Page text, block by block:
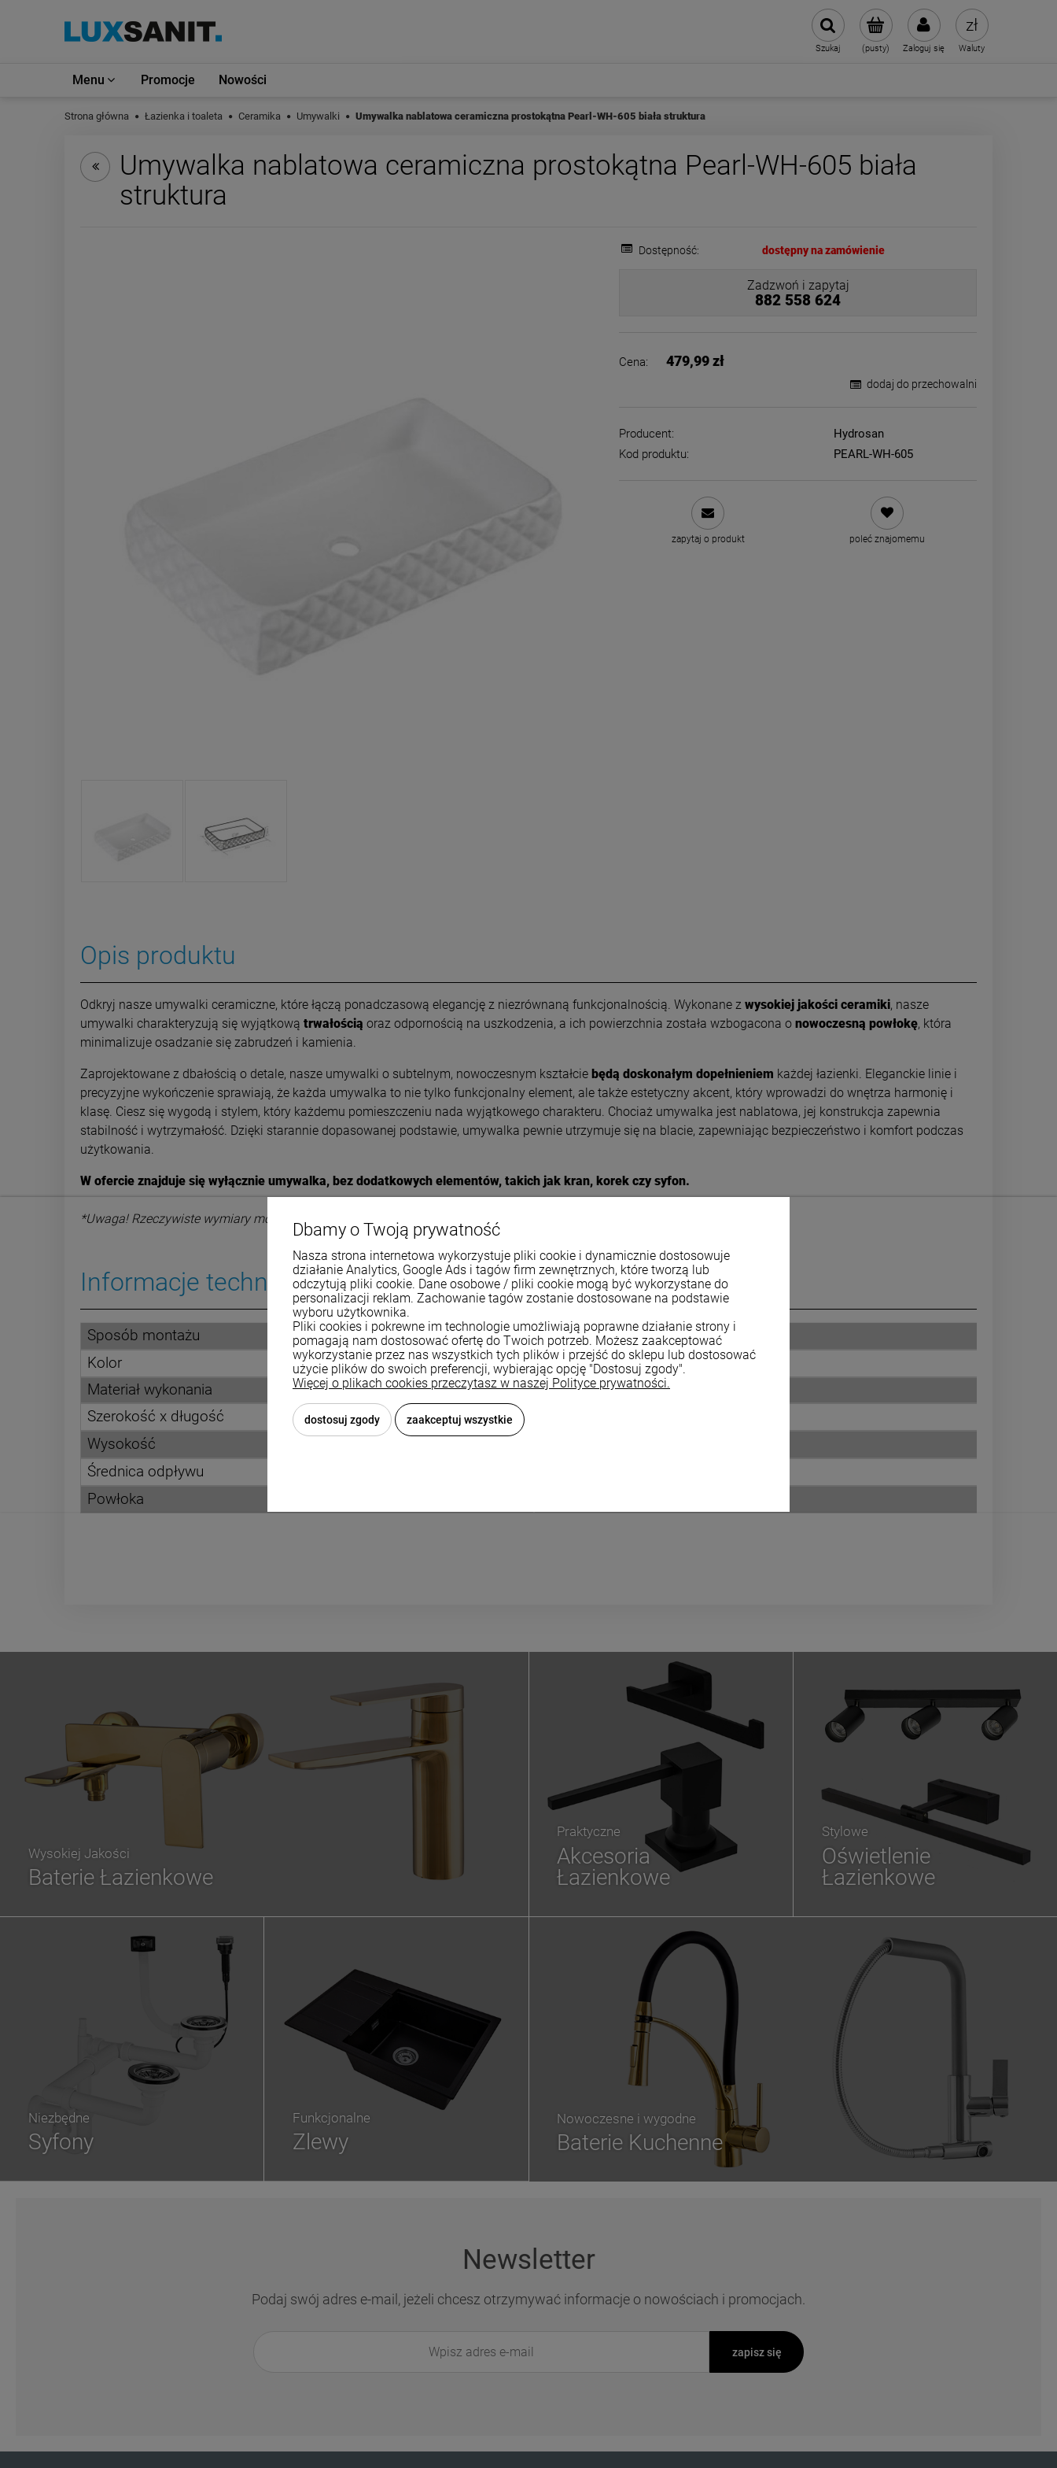
(pusty) Zaloguj się
Szukaj Waluty
Menu Promocje Nowości
Strona główna Łazienka i toaleta Ceramika Umywalki Umywalka nablatowa ceramiczna prostokątna Pearl-WH-605 biała struktura
Umywalka nablatowa ceramiczna prostokątna Pearl-WH-605 biała
struktura
Dostępność: dostępny na zamówienie
Zadzwoń i zapytaj
882 558 624
Cena: 479,99 zł
dodaj do przechowalni
Producent:
Hydrosan
Kod produktu:
PEARL-WH-605
zapytaj o produkt poleć znajomemu
Opis produktu
Odkryj nasze umywalki ceramiczne, które łączą ponadczasową elegancję z niezrównaną funkcjonalnością. Wykonane z wysokiej jakości ceramiki, nasze
umywalki charakteryzują się wyjątkową trwałością oraz odpornością na uszkodzenia, a ich powierzchnia została wzbogacona o nowoczesną powłokę, która
minimalizuje osadzanie się zabrudzeń i kamienia.
Zaprojektowane z dbałością o detale, nasze umywalki o subtelnym, nowoczesnym kształcie będą doskonałym dopełnieniem każdej łazienki. Eleganckie linie i
precyzyjne wykończenie sprawiają, że każda umywalka to nie tylko funkcjonalny element, ale także estetyczny akcent, który wprowadzi do wnętrza harmonię i
klasę. Ciesz się wygodą i stylem, który każdemu pomieszczeniu nada wyjątkowego charakteru. Chociaż umywalka jest nablatowa, jej konstrukcja zapewnia
stabilność i wytrzymałość. Dzięki starannie dopasowanej podstawie, umywalka pewnie utrzymuje się na blacie, zapewniając bezpieczeństwo i komfort podczas
użytkowania.
W ofercie znajduje się wyłącznie umywalka, bez dodatkowych elementów, takich jak kran, korek czy syfon.
*Uwaga! Rzeczywiste wymiary mogą się różnić od tych podanych w ofercie. Tolerancja błędów może wynosić +/- 5%.
Informacje techniczne
Sposób montażu
nablatowa
Kolor
biały
Materiał wykonania
ceramika
Szerokość x długość
Wysokość
Średnica odpływu
Powłoka
Wysokiej Jakości
Baterie Łazienkowe
Praktyczne
Akcesoria
Łazienkowe
Stylowe
Oświetlenie
Łazienkowe
Nowoczesne i wygodne
Baterie Kuchenne
Niezbędne
Syfony
Funkcjonalne
Zlewy
Newsletter
Podaj swój adres e-mail, jeżeli chcesz otrzymywać informacje o nowościach i promocjach.
zapisz się
Dbamy o Twoją prywatność
Nasza strona internetowa wykorzystuje pliki cookie i dynamicznie dostosowuje
działanie Analytics, Google Ads i tagów firm zewnętrznych, które tworzą lub
odczytują pliki cookie. Dane osobowe / pliki cookie mogą być wykorzystane do
personalizacji reklam. Zachowanie tagów zostanie dostosowane na podstawie
wyboru użytkownika.
Pliki cookies i pokrewne im technologie umożliwiają poprawne działanie strony i
pomagają nam dostosować ofertę do Twoich potrzeb. Możesz zaakceptować
wykorzystanie przez nas wszystkich tych plików i przejść do sklepu lub dostosować
użycie plików do swoich preferencji, wybierając opcję "Dostosuj zgody".
Więcej o plikach cookies przeczytasz w naszej Polityce prywatności.
dostosuj zgody zaakceptuj wszystkie